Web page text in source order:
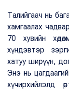
Талийгаач нь
хамгаалах
70 хувийн
хүндэвтэр
хатуу ширүүн,
Энэ нь
хүчирхийлэлд